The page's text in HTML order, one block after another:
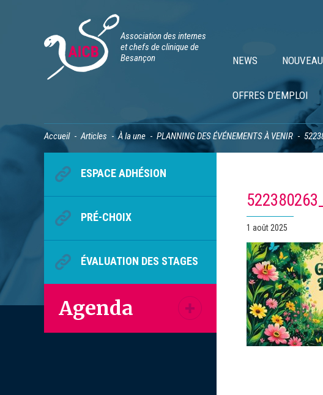
Association des internes
et chefs de clinique de
Besançon
NEWS
OFFRES D’EMPLOI
Accueil Articles À la une PLANNING DES ÉVÉNEMENTS À VENIR
ESPACE ADHÉSION
PRÉ-CHOIX
ÉVALUATION DES STAGES
Agenda
Publié
1 août 2025